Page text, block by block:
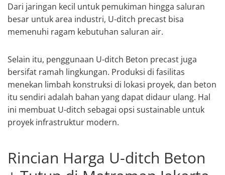
Dari jaringan kecil untuk pemukiman hingga saluran
besar untuk area industri, U-ditch precast bisa
memenuhi ragam kebutuhan saluran air.
Selain itu, penggunaan U-ditch Beton precast juga
bersifat ramah lingkungan. Produksi di fasilitas
menekan limbah konstruksi di lokasi proyek, dan beton
itu sendiri adalah bahan yang dapat didaur ulang. Hal
ini membuat U-ditch sebagai opsi sustainable untuk
proyek infrastruktur modern.
Rincian Harga U-ditch Beton